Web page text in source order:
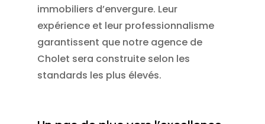
immobiliers d’envergure. Leur
expérience et leur professionnalisme
garantissent que notre agence de
Cholet sera construite selon les
standards les plus élevés.